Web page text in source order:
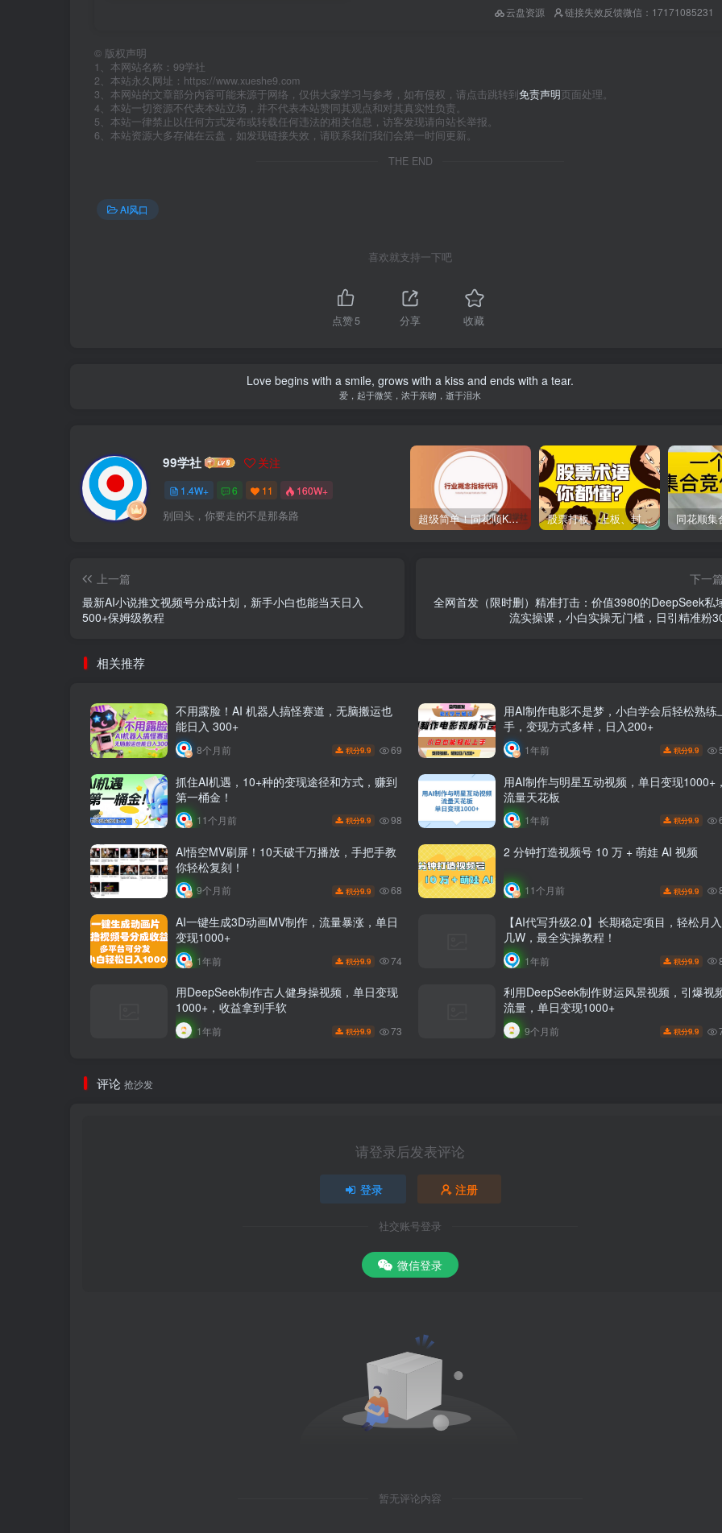
云盘资源
链接失效反馈微信：17171085231
© 版权声明
1、本网站名称：99学社
2、本站永久网址：https://www.xueshe9.com
3、本网站的文章部分内容可能来源于网络，仅供大家学习与参考，如有侵权，请点击跳转到免责声明页面处理。
4、本站一切资源不代表本站立场，并不代表本站赞同其观点和对其真实性负责。
5、本站一律禁止以任何方式发布或转载任何违法的相关信息，访客发现请向站长举报。
6、本站资源大多存储在云盘，如发现链接失效，请联系我们我们会第一时间更新。
THE END
AI风口
喜欢就支持一下吧
点赞5 分享 收藏
Love begins with a smile, grows with a kiss and ends with a tear.
爱，起于微笑，浓于亲吻，逝于泪水
99学社 关注
1.4W+ 6 11 160W+
别回头，你要走的不是那条路 超级简单！同花顺K线界面显示行业概念指标代码图解 股票打板、上板、封板、翘板、炸板是什么意思？炒股你必须懂的暗语！
上一篇
最新AI小说推文视频号分成计划，新手小白也能当天日入
500+保姆级教程
下一篇
全网首发（限时删）精准打击：价值3980的DeepSeek私
流实操课，小白实操无门槛，日引精准粉
相关推荐
不用露脸！AI 机器人搞怪赛道，无脑搬运也
能日入 300+
8个月前 积分9.9 69
用AI制作电影不是梦，小白学会后轻松熟练
手，变现方式多样，日入200+
1年前 积分9.9
抓住AI机遇，10+种的变现途径和方式，赚到
第一桶金！
11个月前 积分9.9 98
用AI制作与明星互动视频，单日变现1000+，
流量天花板
1年前 积分9.9
AI悟空MV刷屏！10天破千万播放，手把手教
你轻松复刻！
9个月前 积分9.9 68
2 分钟打造视频号 10 万 + 萌娃 AI 视频
11个月前 积分9.9
AI一键生成3D动画MV制作，流量暴涨，单日
变现1000+
1年前 积分9.9 74
【AI代写升级2.0】长期稳定项目，轻松月入
几W，最全实操教程！
1年前 积分9.9
用DeepSeek制作古人健身操视频，单日变现
1000+，收益拿到手软
1年前 积分9.9 73
利用DeepSeek制作财运风景视频，引爆视
流量，单日变现1000+
9个月前 积分9.9
评论 抢沙发
请登录后发表评论
登录 注册
社交账号登录
微信登录
暂无评论内容